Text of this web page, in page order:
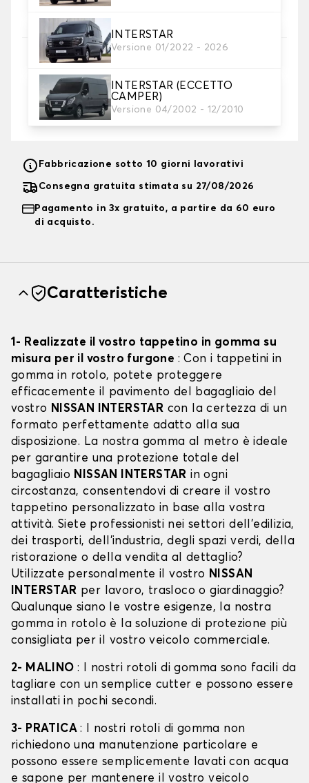
INTERSTAR
Versione 01/2022 - 2026
INTERSTAR (ECCETTO
CAMPER)
Versione 04/2002 - 12/2010
3. Lunghezza
Metri (larghezza fissa: 1,5 metri)
Fabbricazione sotto 10 giorni lavorativi
Consegna gratuita stimata su 27/08/2026
Pagamento in 3x gratuito, a partire da 60 euro
di acquisto.
Caratteristiche
1- Realizzate il vostro tappetino in gomma su
misura per il vostro furgone : Con i tappetini in
gomma in rotolo, potete proteggere
efficacemente il pavimento del bagagliaio del
vostro NISSAN INTERSTAR con la certezza di un
formato perfettamente adatto alla sua
disposizione. La nostra gomma al metro è ideale
per garantire una protezione totale del
bagagliaio NISSAN INTERSTAR in ogni
circostanza, consentendovi di creare il vostro
tappetino personalizzato in base alla vostra
attività. Siete professionisti nei settori dell'edilizia,
dei trasporti, dell'industria, degli spazi verdi, della
ristorazione o della vendita al dettaglio?
Utilizzate personalmente il vostro NISSAN
INTERSTAR per lavoro, trasloco o giardinaggio?
Qualunque siano le vostre esigenze, la nostra
gomma in rotolo è la soluzione di protezione più
consigliata per il vostro veicolo commerciale.
2- MALINO : I nostri rotoli di gomma sono facili da
tagliare con un semplice cutter e possono essere
installati in pochi secondi.
3- PRATICA: I nostri rotoli di gomma non
richiedono una manutenzione particolare e
possono essere semplicemente lavati con acqua
e sapone per mantenere il vostro veicolo